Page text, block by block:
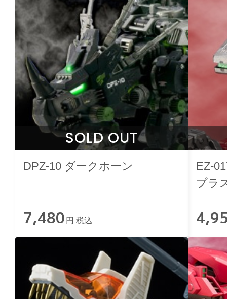
SOLD OUT
DPZ-10 ダークホーン
7,480 円 税込
EZ-
プラ